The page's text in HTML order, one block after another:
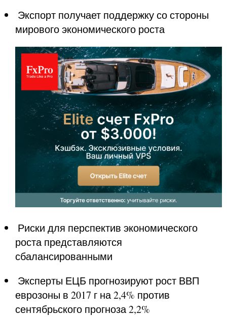
мирового экономического роста
роста представляются
сбалансированными
еврозоны в 2017 г на 2,4% против
сентябрьского прогноза 2,2%